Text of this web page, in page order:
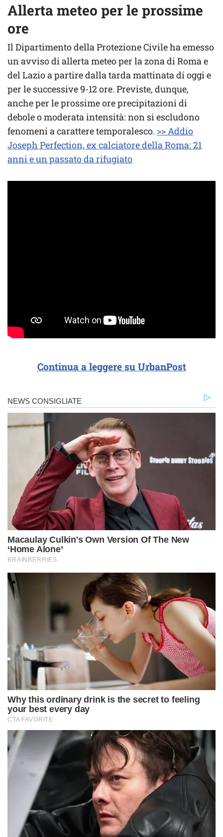
Allerta meteo per le prossime
ore
Il Dipartimento della Protezione Civile ha emesso
un avviso di allerta meteo per la zona di Roma e
del Lazio a partire dalla tarda mattinata di oggi e
per le successive 9-12 ore. Previste, dunque,
anche per le prossime ore precipitazioni di
debole o moderata intensità: non si escludono
fenomeni a carattere temporalesco. >> Addio
Joseph Perfection, ex calciatore della Roma: 21
anni e un passato da rifugiato
Continua a leggere su UrbanPost